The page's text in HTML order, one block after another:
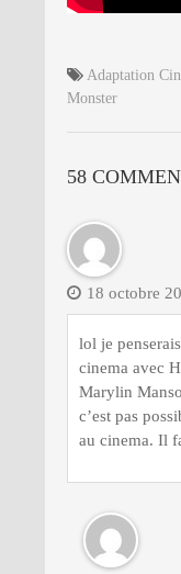
Adaptation
Monster
58
18 octobre
lol je
cinema avec
Marylin
c’est pas
au cinema. Il